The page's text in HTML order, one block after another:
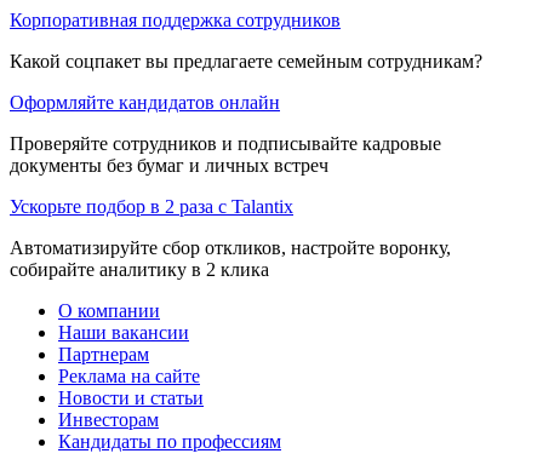
Корпоративная поддержка сотрудников
Какой соцпакет вы предлагаете семейным сотрудникам?
Оформляйте кандидатов онлайн
Проверяйте сотрудников и подписывайте кадровые
документы без бумаг и личных встреч
Ускорьте подбор в 2 раза с Talantix
Автоматизируйте сбор откликов, настройте воронку,
собирайте аналитику в 2 клика
О компании
Наши вакансии
Партнерам
Реклама на сайте
Новости и статьи
Инвесторам
Кандидаты по профессиям